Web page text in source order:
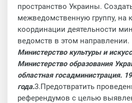
пространство Украины.
межведомственную группу, на
координации деятельности
ведомств в этом направлении.
Министерство культуры и
Министерство образования
областная госадминистрация.
года.3.Предотвратить
референдумов с целью